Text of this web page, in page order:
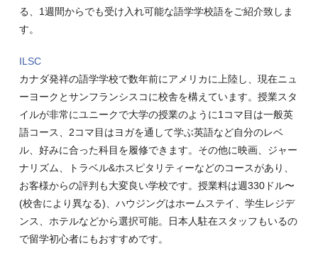
る、1週間からでも受け入れ可能な語学学校語をご紹介致しま
す。
ILSC
カナダ発祥の語学学校で数年前にアメリカに上陸し、現在ニュ
ーヨークとサンフランシスコに校舎を構えています。授業スタ
イルが非常にユニークで大学の授業のように1コマ目は一般英
語コース、2コマ目はヨガを通して学ぶ英語など自分のレベ
ル、好みに合った科目を履修できます。その他に映画、ジャー
ナリズム、トラベル&ホスピタリティーなどのコースがあり、
お客様からの評判も大変良い学校です。授業料は週330ドル〜
(校舎により異なる)、ハウジングはホームステイ、学生レジデ
ンス、ホテルなどから選択可能。日本人駐在スタッフもいるの
で留学初心者にもおすすめです。